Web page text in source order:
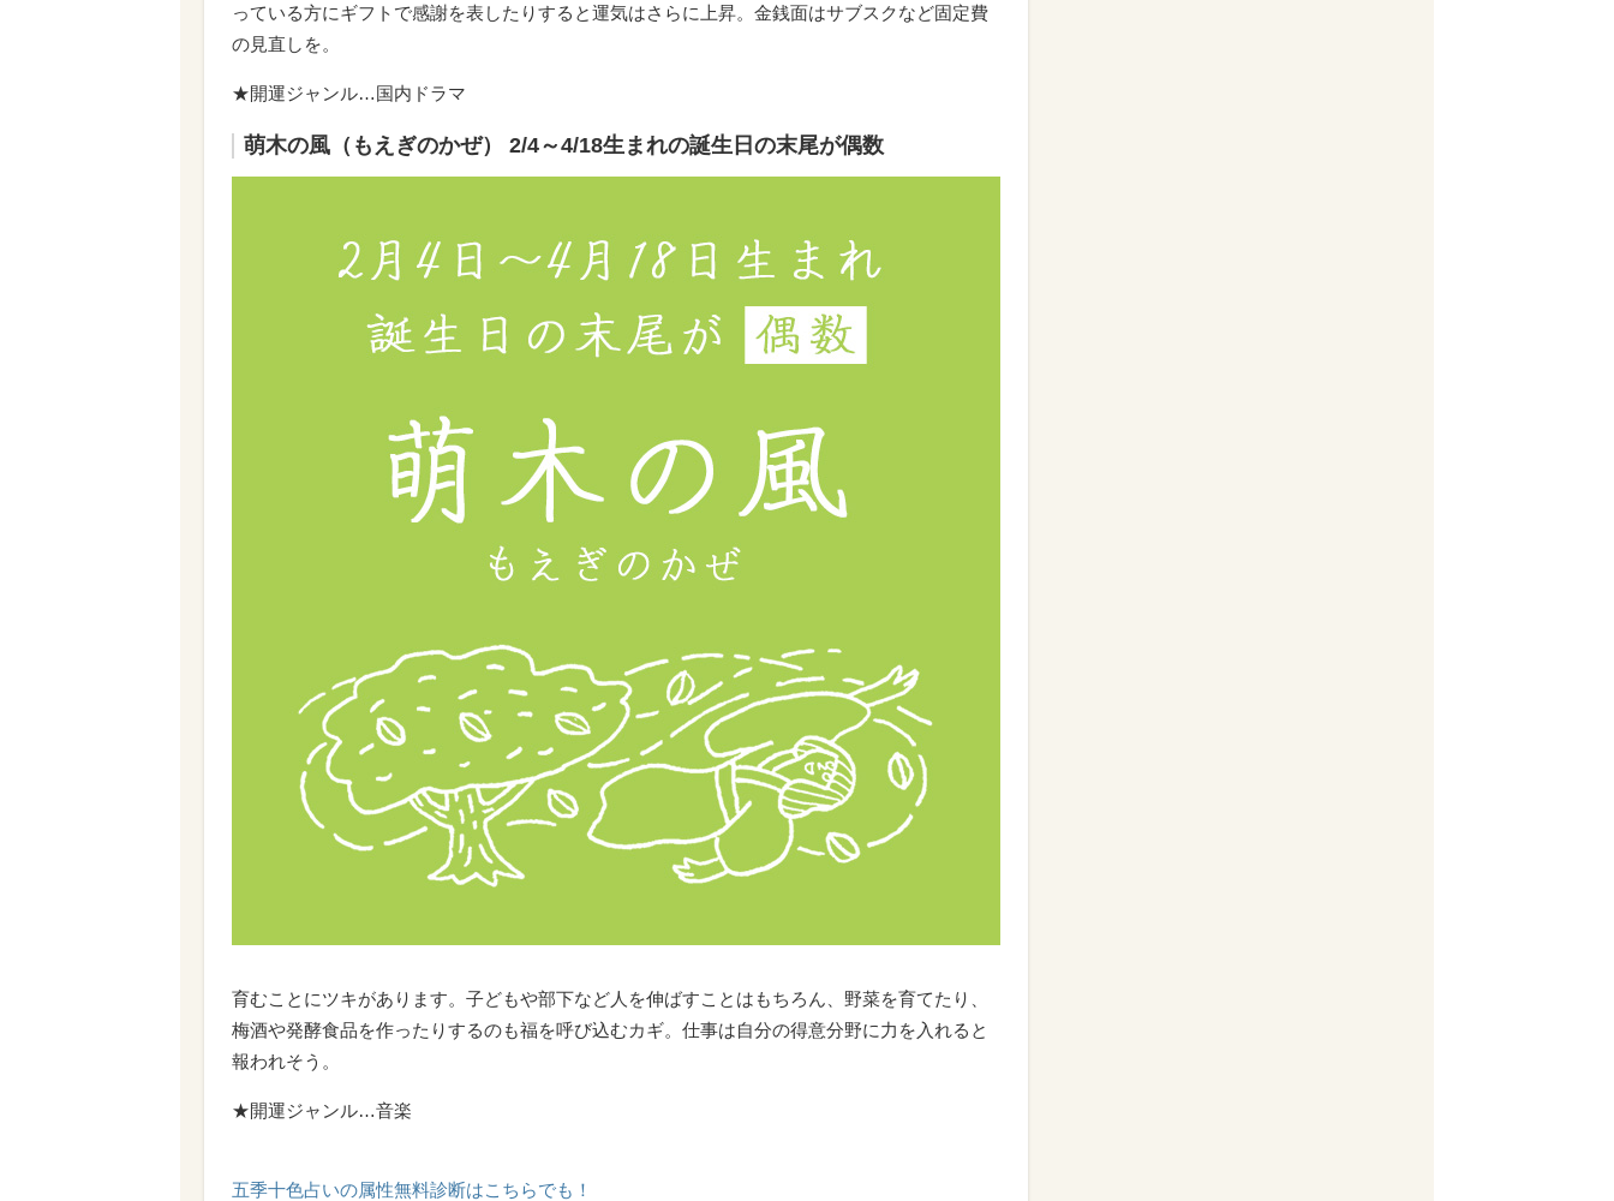
っている方にギフトで感謝を表したりすると運気はさらに上昇。金銭面はサブスクなど固定費
の見直しを。
★開運ジャンル…国内ドラマ
萌木の風（もえぎのかぜ） 2/4～4/18生まれの誕生日の末尾が偶数
育むことにツキがあります。子どもや部下など人を伸ばすことはもちろん、野菜を育てたり、
梅酒や発酵食品を作ったりするのも福を呼び込むカギ。仕事は自分の得意分野に力を入れると
報われそう。
★開運ジャンル…音楽
五季十色占いの属性無料診断はこちらでも！